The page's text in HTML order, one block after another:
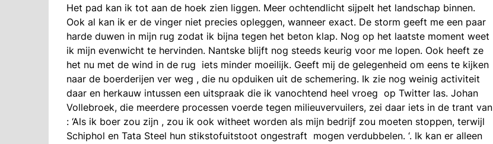
Het pad kan ik tot aan de hoek zien liggen. Meer ochtendlicht sijpelt het landschap binnen.
Ook al kan ik er de vinger niet precies opleggen, wanneer exact. De storm geeft me een paar
harde duwen in mijn rug zodat ik bijna tegen het beton klap. Nog op het laatste moment weet
ik mijn evenwicht te hervinden. Nantske blijft nog steeds keurig voor me lopen. Ook heeft ze
het nu met de wind in de rug iets minder moeilijk. Geeft mij de gelegenheid om eens te kijken
naar de boerderijen ver weg , die nu opduiken uit de schemering. Ik zie nog weinig activiteit
daar en herkauw intussen een uitspraak die ik vanochtend heel vroeg op Twitter las. Johan
Vollebroek, die meerdere processen voerde tegen milieuvervuilers, zei daar iets in de trant van
: ‘Als ik boer zou zijn , zou ik ook witheet worden als mijn bedrijf zou moeten stoppen, terwijl
Schiphol en Tata Steel hun stikstofuitstoot ongestraft mogen verdubbelen. ‘. Ik kan er alleen